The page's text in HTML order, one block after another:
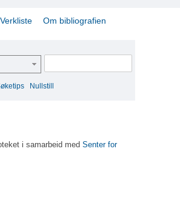
Verkliste Om bibliografien
Nullstill
i samarbeid med Senter for